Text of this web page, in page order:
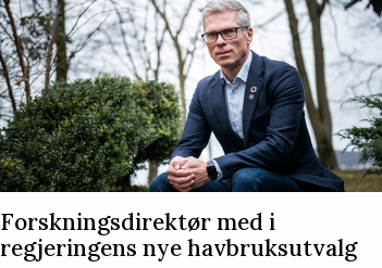
Forskningsdirektør med i
regjeringens nye havbruksutvalg